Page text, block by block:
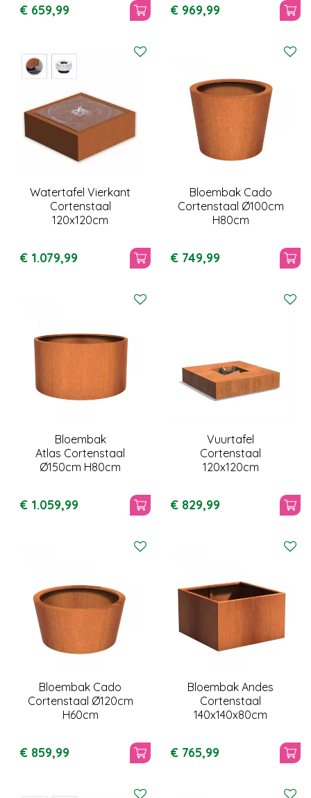
€ 659,99 € 969,99
Watertafel Vierkant
Cortenstaal
120x120cm
€ 1.079,99
Bloembak Cado
Cortenstaal Ø100cm
H80cm
€ 749,99
Bloembak
Atlas Cortenstaal
Ø150cm H80cm
€ 1.059,99
Vuurtafel
Cortenstaal
120x120cm
€ 829,99
Bloembak Cado
Cortenstaal Ø120cm
H60cm
€ 859,99
Bloembak Andes
Cortenstaal
140x140x80cm
€ 765,99